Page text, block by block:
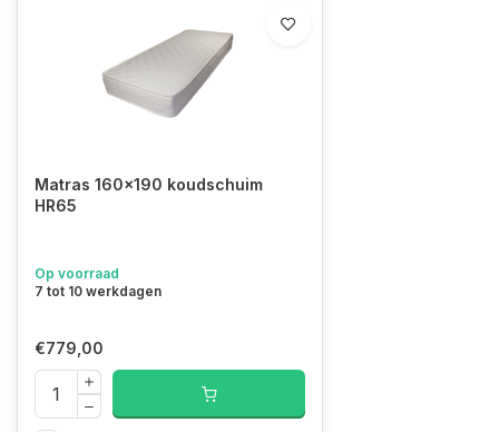
Matras 160x190 koudschuim
HR65
Op voorraad
7 tot 10 werkdagen
€779,00